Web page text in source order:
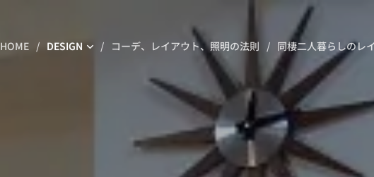
HOME DESIGN コーデ、レイアウト、照明の法則 同棲二人暮らしのレ